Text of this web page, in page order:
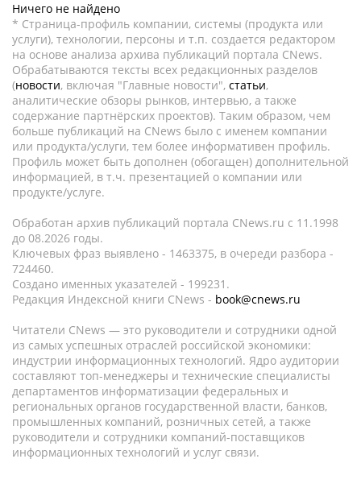
Ничего не найдено
* Страница-профиль компании, системы (продукта или
услуги), технологии, персоны и т.п. создается редактором
на основе анализа архива публикаций портала CNews.
Обрабатываются тексты всех редакционных разделов
(новости, включая "Главные новости", статьи,
аналитические обзоры рынков, интервью, а также
содержание партнёрских проектов). Таким образом, чем
больше публикаций на CNews было с именем компании
или продукта/услуги, тем более информативен профиль.
Профиль может быть дополнен (обогащен) дополнительной
информацией, в т.ч. презентацией о компании или
продукте/услуге.
Обработан архив публикаций портала CNews.ru c 11.1998
до 08.2026 годы.
Ключевых фраз выявлено - 1463375, в очереди разбора -
724460.
Создано именных указателей - 199231.
Редакция Индексной книги CNews - book@cnews.ru
Читатели CNews — это руководители и сотрудники одной
из самых успешных отраслей российской экономики:
индустрии информационных технологий. Ядро аудитории
составляют топ-менеджеры и технические специалисты
департаментов информатизации федеральных и
региональных органов государственной власти, банков,
промышленных компаний, розничных сетей, а также
руководители и сотрудники компаний-поставщиков
информационных технологий и услуг связи.